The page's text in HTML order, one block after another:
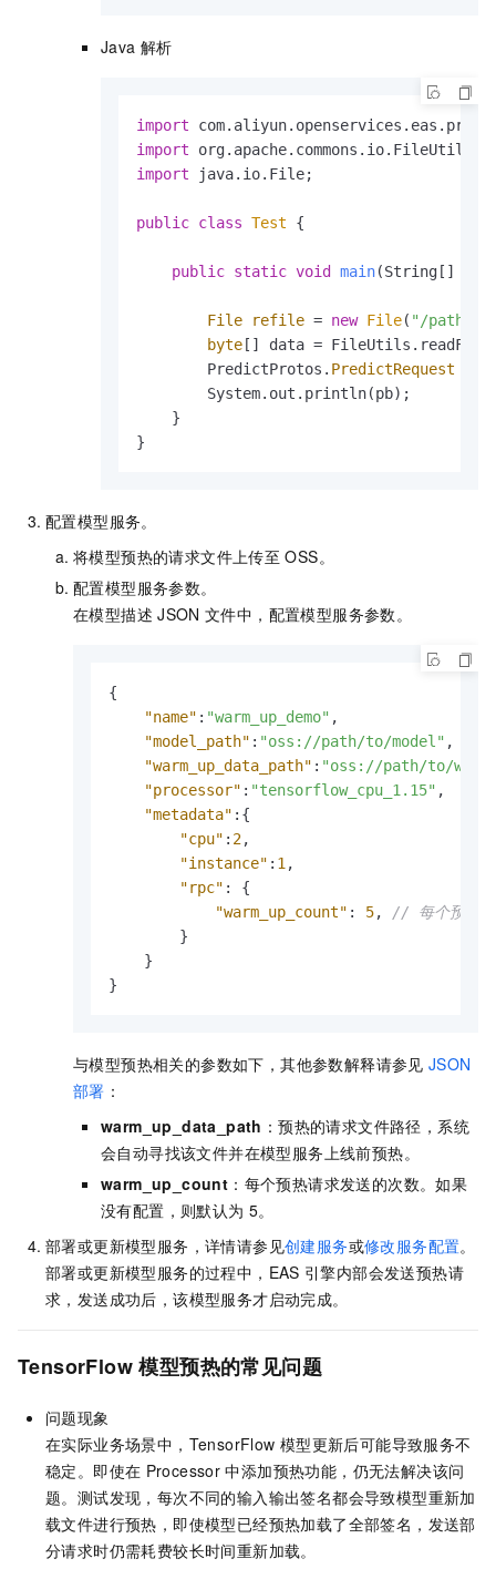
Java 解析
import
import
import java.io.File;
public class Test {
public static void main(String[]
File refile = new File( "/path/to/
byte [] data =
        PredictProtos.
PredictRequest
        System.out.println(pb);
    }
}
配置模型服务。
将模型预热的请求文件上传至 OSS。
配置模型服务参数。
在模型描述 JSON 文件中，配置模型服务参数。
{
"name" : "warm_up_demo" ,
"model_path" : "oss://path/to/model" ,
"warm_up_data_path" : "oss://path/to/
"processor" : "tensorflow_cpu_1.15" ,
"metadata" : {
"cpu" : 2,
"instance" : 1,
"rpc" :
{
"warm_up_count" : 5,
// 每个预热请
}
}
}
与模型预热相关的参数如下，其他参数解释请参见 JSON
部署 ：
warm_up_data_path ：预热的请求文件路径，系统
会自动寻找该文件并在模型服务上线前预热。
warm_up_count ：每个预热请求发送的次数。如果
没有配置，则默认为 5。
部署或更新模型服务，详情请参见创建服务或修改服务配置。
部署或更新模型服务的过程中， EAS 引擎内部会发送预热请
求，发送成功后，该模型服务才启动完成。
TensorFlow 模型预热的常见问题
问题现象
在实际业务场景中，TensorFlow 模型更新后可能导致服务不
稳定。即使在 Processor 中添加预热功能，仍无法解决该问
题。测试发现，每次不同的输入输出签名都会导致模型重新加
载文件进行预热，即使模型已经预热加载了全部签名，发送部
分请求时仍需耗费较长时间重新加载。